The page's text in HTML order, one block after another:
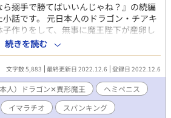
ら搦手で勝てばいいんじゃね？』の続編
話です。 元日本人のドラゴン・チアキ
作りをして、無事に魔王陛下が産卵し
は気づけばド変態チアキを溺愛するよ
に構うチアキに若干放置され気味な魔王
とにした。 元日本人のド変態ドラゴン✕
ギンチャクアナル、ヘミペニス、イマ
ィストがあります。 ※ムーンライトノ
おります。
続きを読む
文字数 5,883 最終更新日 2022.12.6 登録日 2022.12.6
本人）ドラゴン✕異形魔王
ヘミペニス
イマラチオ
スパンキング